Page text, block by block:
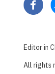
Editor in
All rights